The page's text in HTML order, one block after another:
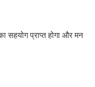
सहयोग प्राप्त होगा और मन